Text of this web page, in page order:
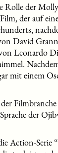
der
der auf
David
Leonardo
mit einem
Filmbranche
der
Action-Serie